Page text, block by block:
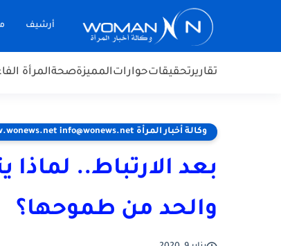
أرشيف
تقاريرتحقيقاتحواراتالمميزةصحةالمرأة
وكالة أخبار المرأة www.wonews.net info@wonews.net
بعد الارتباط..
والحد من طموحها؟